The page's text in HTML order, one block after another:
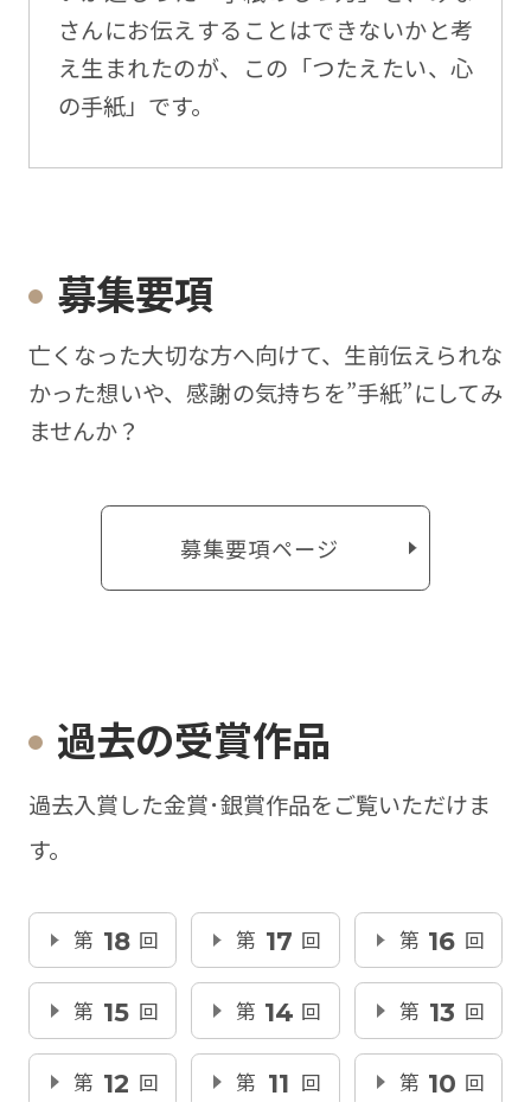
さんにお伝えすることはできないかと考
え生まれたのが、この「つたえたい、心
の手紙」です。
募集要項
亡くなった⼤切な⽅へ向けて、⽣前伝えられな
かった想いや、感謝の気持ちを”⼿紙”にしてみ
ませんか？
募集要項ページ
過去の受賞作品
過去入賞した金賞･銀賞作品をご覧いただけま
す。
第 18 回 第 17 回 第 16 回
第 15 回 第 14 回 第 13 回
第 12 回 第 11 回 第 10 回